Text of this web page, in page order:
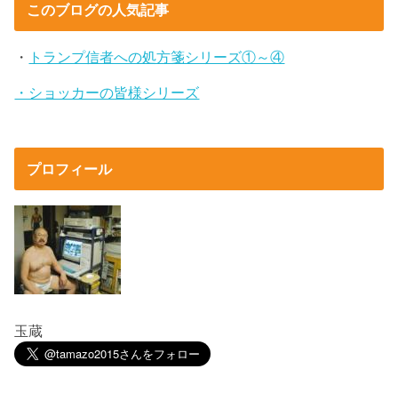
このブログの人気記事
・ トランプ信者への処方箋シリーズ①～④
・ショッカーの皆様シリーズ
プロフィール
玉蔵